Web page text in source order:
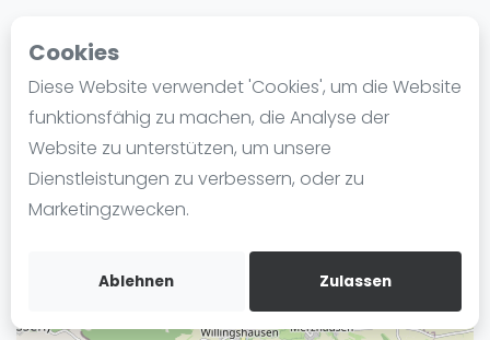
Cookies
Diese Website verwendet 'Cookies', um die Website
funktionsfähig zu machen, die Analyse der
Website zu unterstützen, um unsere
Dienstleistungen zu verbessern, oder zu
Marketingzwecken.
Ablehnen Zulassen
Blog
Die Geschichte von Padel
Regeln und Punktzählung
Padel Schläge
Video
+
−